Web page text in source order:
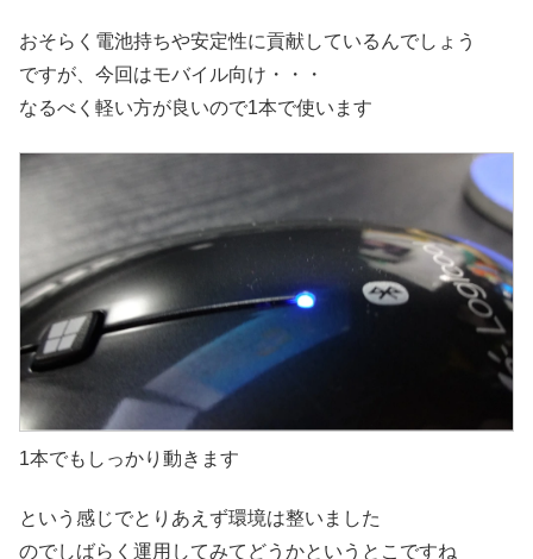
おそらく電池持ちや安定性に貢献しているんでしょう
ですが、今回はモバイル向け・・・
なるべく軽い方が良いので1本で使います
1本でもしっかり動きます
という感じでとりあえず環境は整いました
のでしばらく運用してみてどうかというとこですね